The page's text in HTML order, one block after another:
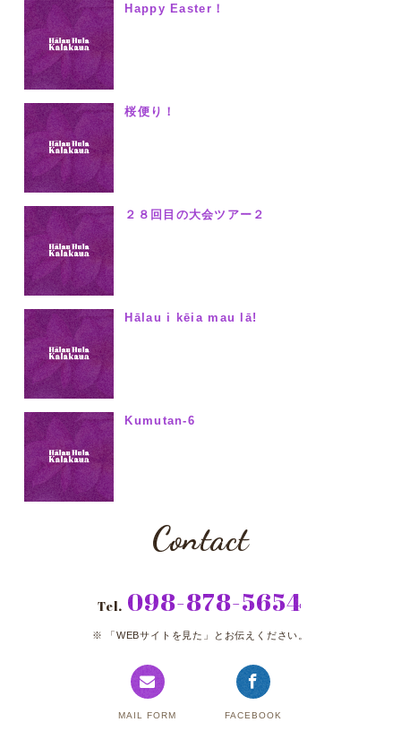
Happy Easter！
桜便り！
２８回目の大会ツアー２
Hālau i kēia mau lā!
Kumutan-6
Contact
Tel. 098-878-5654
「WEBサイトを見た」とお伝えください。
MAIL FORM FACEBOOK